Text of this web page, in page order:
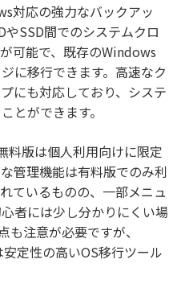
対応の強力なバックアッ
やSSD間でのシステムクロ
可能で、既存のWindows
に移行できます。高速なク
にも対応しており、システ
とができます。
版は個人利用向けに限定
管理機能は有料版でのみ利
ているものの、一部メニュ
者には少し分かりにくい場
も注意が必要ですが、
定性の高いOS移行ツール